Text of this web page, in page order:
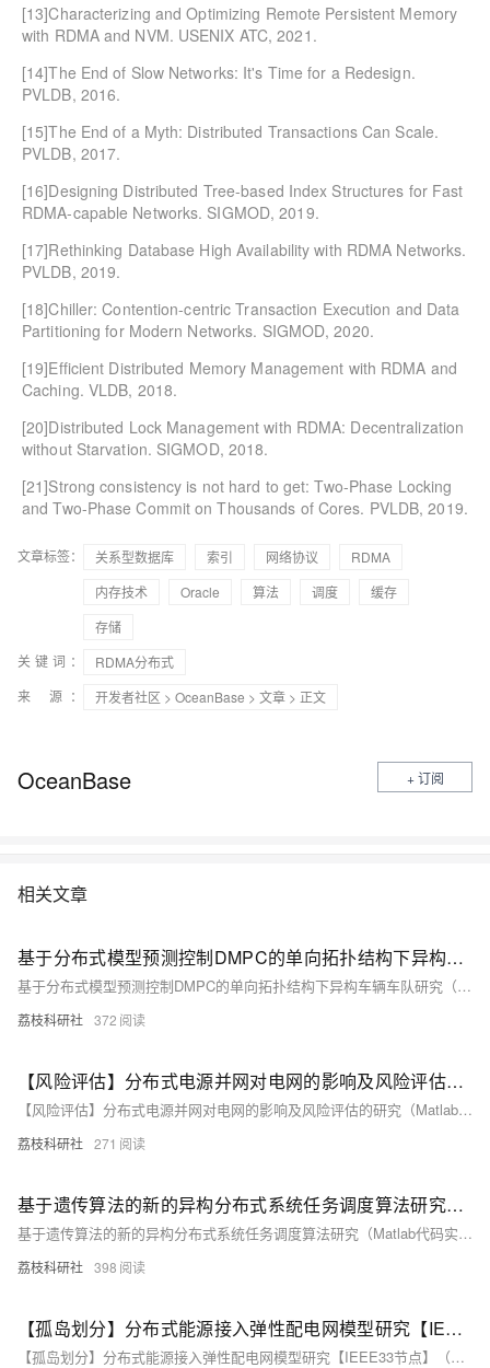
[13]Characterizing and Optimizing Remote Persistent Memory
with RDMA and NVM. USENIX ATC, 2021.
[14]The End of Slow Networks: It's Time for a Redesign.
PVLDB, 2016.
[15]The End of a Myth: Distributed Transactions Can Scale.
PVLDB, 2017.
[16]Designing Distributed Tree-based Index Structures for Fast
RDMA-capable Networks. SIGMOD, 2019.
[17]Rethinking Database High Availability with RDMA Networks.
PVLDB, 2019.
[18]Chiller: Contention-centric Transaction Execution and Data
Partitioning for Modern Networks. SIGMOD, 2020.
[19]Efficient Distributed Memory Management with RDMA and
Caching. VLDB, 2018.
[20]Distributed Lock Management with RDMA: Decentralization
without Starvation. SIGMOD, 2018.
[21]Strong consistency is not hard to get: Two-Phase Locking
and Two-Phase Commit on Thousands of Cores. PVLDB, 2019.
文章标签： 关系型数据库 索引 网络协议
RDMA
内存技术
Oracle 算法 调度
缓存
存储
关键词：
RDMA分布式
来 源：
开发者社区 > OceanBase > 文章 > 正文
OceanBase + 订阅
相关文章
基于分布式模型预测控制DMPC的单向拓扑结构下异构车辆车队研究（Matlab代码实现）
基于分布式模型预测控制DMPC的单向拓扑结构下异构车辆车队研究（Matlab代码实现）
荔枝科研社 372
【风险评估】分布式电源并网对电网的影响及风险评估的研究（Matlab代码实现）
【风险评估】分布式电源并网对电网的影响及风险评估的研究（Matlab代码实现）
荔枝科研社 271
基于遗传算法的新的异构分布式系统任务调度算法研究（Matlab代码实现）
基于遗传算法的新的异构分布式系统任务调度算法研究（Matlab代码实现）
荔枝科研社 398
【孤岛划分】分布式能源接入弹性配电网模型研究【IEEE33节点】（Matlab代码实现）
【孤岛划分】分布式能源接入弹性配电网模型研究【IEEE33节点】（Matlab代码实现）